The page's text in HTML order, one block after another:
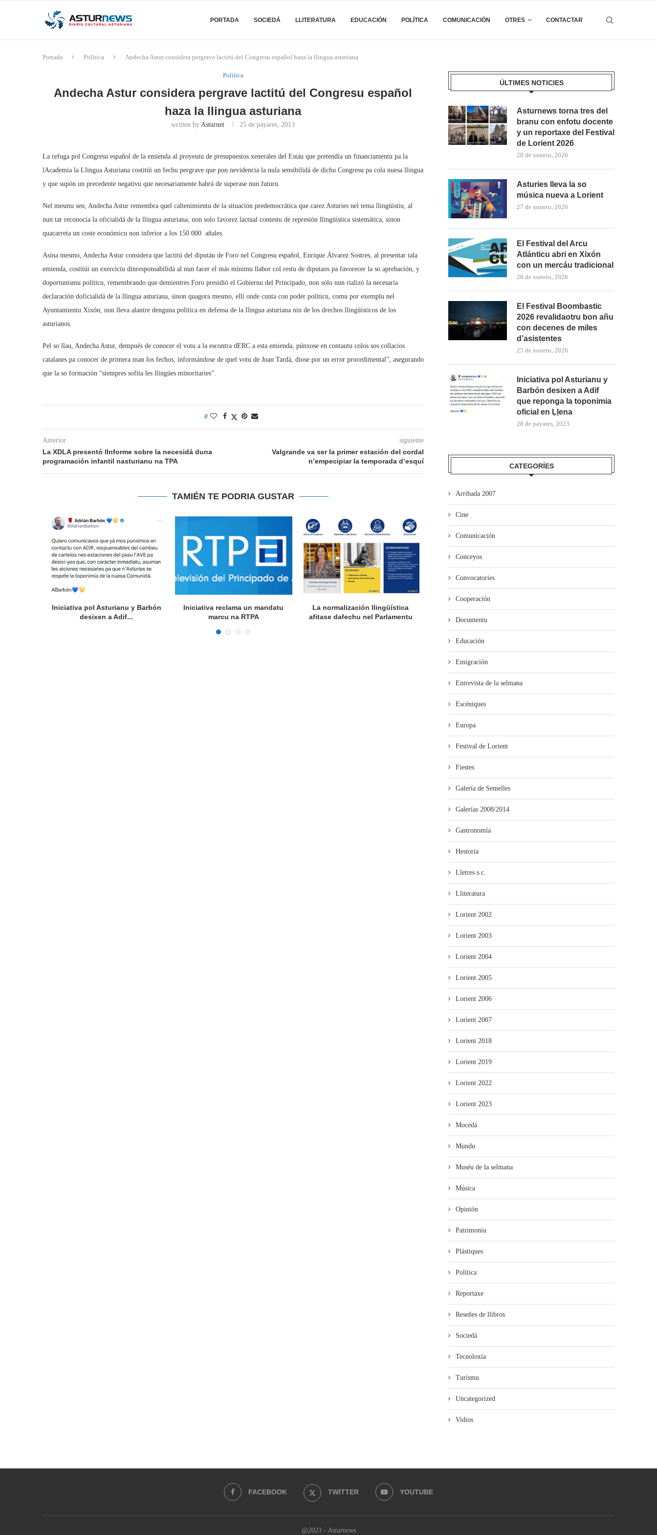
PORTADA SOCIEDÁ LLITERATURA EDUCACIÓN POLÍTICA COMUNICACIÓN OTRES CONTACTAR
Portada Política Andecha Astur considera pergrave lactitú del Congresu español haza la llingua asturiana
Política
Andecha Astur considera pergrave lactitú del Congresu español
haza la llingua asturiana
written byAsturnet 25 de payares, 2013
La refuga pol Congresu español de la emienda al proyeutu de presupuestos xenerales del Estáu que pretendía un financiamentu pa la
lAcademia la Llingua Asturiana costitúi un fechu pergrave que pon nevidencia la nula sensibilidá de dichu Congresu pa cola nuesa llingua
y que supón un precedente negativu que necesariamente habrá de superase nun futuru.
Nel mesmu sen, Andecha Astur remembra quel caltenimientu de la situación predemocrática que carez Asturies nel tema llingüístiu, al
nun tar reconocía la oficialidá de la llingua asturiana, non solo favorez lactual contestu de represión llingüística sistemática, sinon
quacarreta un coste económicu non inferior a los 150.000  añales.
Asina mesmo, Andecha Astur considera que lactitú del diputáu de Foro nel Congresu español, Enrique Álvarez Sostres, al presentar tala
emienda, costitúi un exerciciu dinresponsabilidá al nun facer el más mínimu llabor col restu de diputaos pa favorecer la so aprebación, y
doportunismu políticu, remembrando que demientres Foro presidió el Gobiernu del Principado, non solo nun rializó la necesaria
declaración doficialidá de la llingua asturiana, sinon quagora mesmo, ellí onde cunta con poder políticu, comu por exemplu nel
Ayuntamientu Xixón, nun lleva alantre denguna política en defensa de la llingua asturiana nin de los drechos llingüísticos de los
asturianos.
Pel so llau, Andecha Astur, dempués de conocer el votu a la escontra dERC a esta emienda, púnxose en contautu colos sos collacios
catalanes pa conocer de primera man los fechos, informándose de quel votu de Joan Tardá, diose por un error procedimental”, asegurando
que la so formación “siempres sofita les llingües minoritaries”.
0
Anterior
La XDLA presentó lInforme sobre la necesidá duna
programación infantil nasturianu na TPA
siguiente
Valgrande va ser la primer estación del cordal
n’empecipiar la temporada d’esquí
TAMIÉN TE PODRIA GUSTAR
Iniciativa pol Asturianu y Barbón
desixen a Adif...
Iniciativa reclama un mandatu
marcu na RTPA
La normalización llingüística
afitase dafechu nel Parlamentu
un actu n’Uviéu
ÚLTIMES NOTICIES
Asturnews torna tres del
branu con enfotu docente
y un reportaxe del Festival
de Lorient 2026
28 de xunetu, 2026
Asturies lleva la so
música nueva a Lorient
27 de xunetu, 2026
El Festival del Arcu
Atlánticu abri en Xixón
con un mercáu tradicional
26 de xunetu, 2026
El Festival Boombastic
2026 revalidaotru bon añu
con decenes de miles
d’asistentes
25 de xunetu, 2026
Iniciativa pol Asturianu y
Barbón desixen a Adif
que reponga la toponimia
oficial en Ḷḷena
28 de payares, 2023
CATEGORÍES
Arribada 2007
Cine
Comunicación
Conceyos
Convocatories
Cooperación
Documentu
Educación
Emigración
Entrevista de la selmana
Escéniques
Europa
Festival de Lorient
Fiestes
Galería de Semelles
Galerías 2008/2014
Gastronomía
Hestoria
Lletres s.c.
Lliteratura
Lorient 2002
Lorient 2003
Lorient 2004
Lorient 2005
Lorient 2006
Lorient 2007
Lorient 2018
Lorient 2019
Lorient 2022
Lorient 2023
Mocedá
Mundu
Muséu de la selmana
Música
Opinión
Patrimoniu
Plástiques
Política
Reportaxe
Reseñes de llibros
Sociedá
Tecnoloxía
Turismu
Uncategorized
Vidios
FACEBOOK TWITTER YOUTUBE
@2023 - Asturnews